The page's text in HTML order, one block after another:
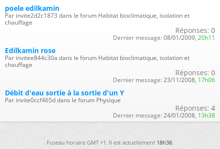
poele edilkamin
Par invite2d2c1873 dans le forum Habitat bioclimatique, isolation et
chauffage
Réponses: 0
Dernier message: 08/01/2009, 20h11
Edilkamin rose
Par invitee844c30a dans le forum Habitat bioclimatique, isolation et
chauffage
Réponses: 0
Dernier message: 23/11/2008, 17h06
Débit d'eau sortie à la sortie d'un Y
Par invite0ccf465d dans le forum Physique
Réponses: 4
Dernier message: 24/01/2008, 13h38
Fuseau horaire GMT +1. Il est actuellement18h38.